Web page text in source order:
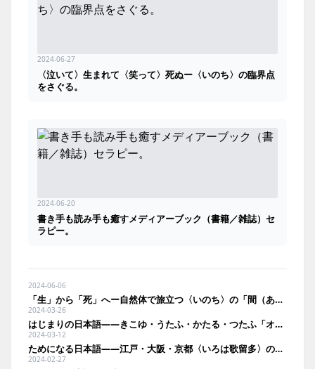
2024-06-27
〈泣いて〉生まれて〈笑って〉死ぬー〈いのち〉の臨界点
をさぐる。
2024-06-20
書き手も読み手も癒すメディアーブック（書籍／雑誌）セ
ラピー。
2024-06-06
「生」から「死」へー自然体で旅立つ〈いのち〉の「間（あはひ）」。
2024-03-26
はじまりの日本語――きこゆ・うたふ・かたる・つたふ「オノマトペ」。
2024-03-12
ためになる日本語――江戸・大阪・京都〈いろは歌留多〉のことわざ。
2024-02-27